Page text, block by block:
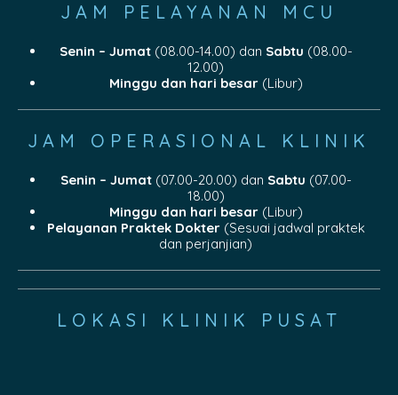
JAM PELAYANAN MCU
Senin – Jumat(08.00-14.00) dan Sabtu (08.00-
12.00)
Minggu dan hari besar(Libur)
JAM OPERASIONAL KLINIK
Senin – Jumat(07.00-20.00) dan Sabtu (07.00-
18.00)
Minggu dan hari besar(Libur)
Pelayanan Praktek Dokter(Sesuai jadwal praktek
dan perjanjian)
LOKASI KLINIK PUSAT